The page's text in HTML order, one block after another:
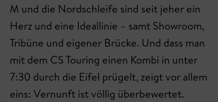
M und die Nordschleife sind seit jeher ein
Herz und eine Ideallinie – samt Showroom,
Tribüne und eigener Brücke. Und dass man
mit dem CS Touring einen Kombi in unter
7:30 durch die Eifel prügelt, zeigt vor allem
eins: Vernunft ist völlig überbewertet.